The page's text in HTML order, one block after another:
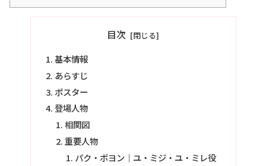
目次
基本情報
あらすじ
ポスター
登場人物
相関図
重要人物
パク・ボヨン｜ユ・ミジ・ユ・ミレ役